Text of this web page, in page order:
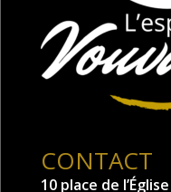
CONTACT
10 place de l’Église